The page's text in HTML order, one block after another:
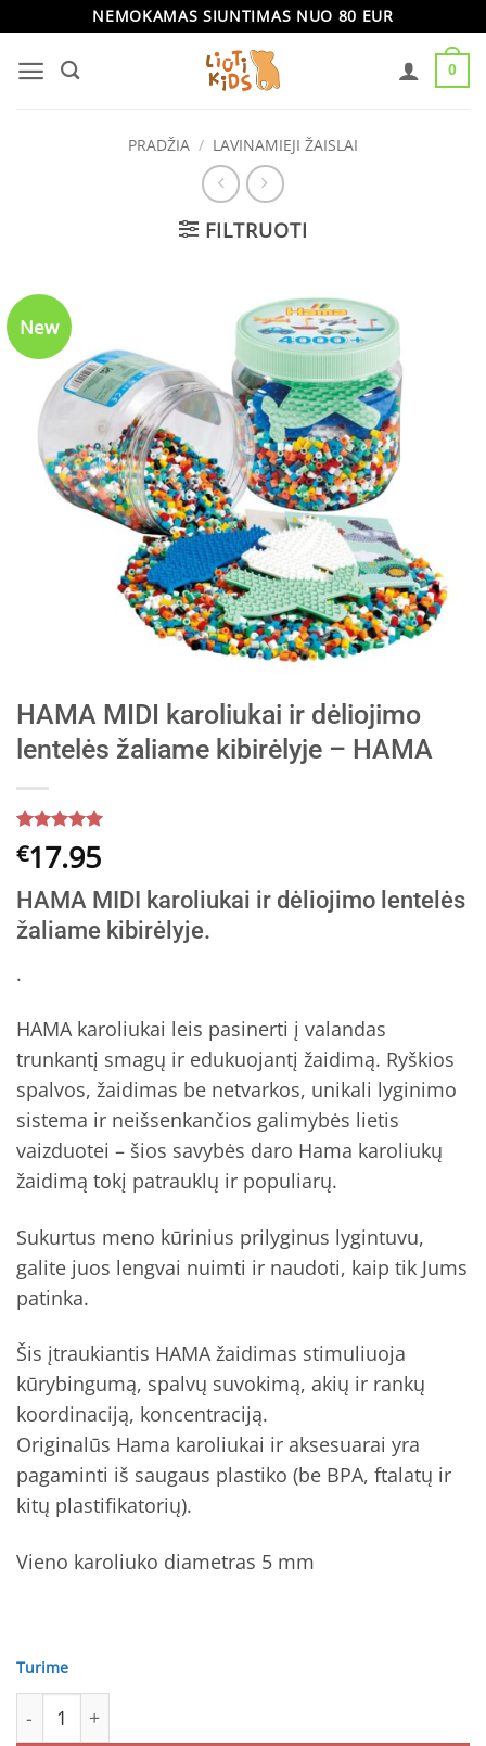
content
NEMOKAMAS SIUNTIMAS NUO 80 EUR
0
PRADŽIA / LAVINAMIEJI ŽAISLAI
FILTRUOTI
New
HAMA MIDI karoliukai ir dėliojimo
lentelės žaliame kibirėlyje – HAMA
Įvertinimas:
5iš 5
įvertinimų:
5
)
€17.95
HAMA MIDI karoliukai ir dėliojimo lentelės
žaliame kibirėlyje.
.
HAMA karoliukai leis pasinerti į valandas
trunkantį smagų ir edukuojantį žaidimą. Ryškios
spalvos, žaidimas be netvarkos, unikali lyginimo
sistema ir neišsenkančios galimybės lietis
vaizduotei – šios savybės daro Hama karoliukų
žaidimą tokį patrauklų ir populiarų.
Sukurtus meno kūrinius prilyginus lygintuvu,
galite juos lengvai nuimti ir naudoti, kaip tik Jums
patinka.
Šis įtraukiantis HAMA žaidimas stimuliuoja
kūrybingumą, spalvų suvokimą, akių ir rankų
koordinaciją, koncentraciją.
Originalūs Hama karoliukai ir aksesuarai yra
pagaminti iš saugaus plastiko (be BPA, ftalatų ir
kitų plastifikatorių).
Vieno karoliuko diametras 5 mm
Turime
produkto kiekis: HAMA MIDI karoliukai ir dėliojimo